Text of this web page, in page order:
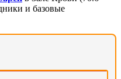
и базовые